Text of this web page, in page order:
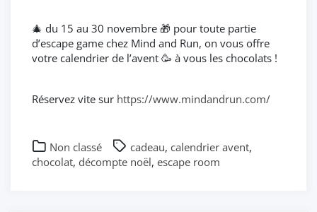
🎄 du 15 au 30 novembre 🎁 pour toute partie
d’escape game chez Mind and Run, on vous offre
votre calendrier de l’avent 🥳 à vous les chocolats !
Réservez vite sur https://www.mindandrun.com/
Non classé cadeau, calendrier avent,
chocolat, décompte noël, escape room